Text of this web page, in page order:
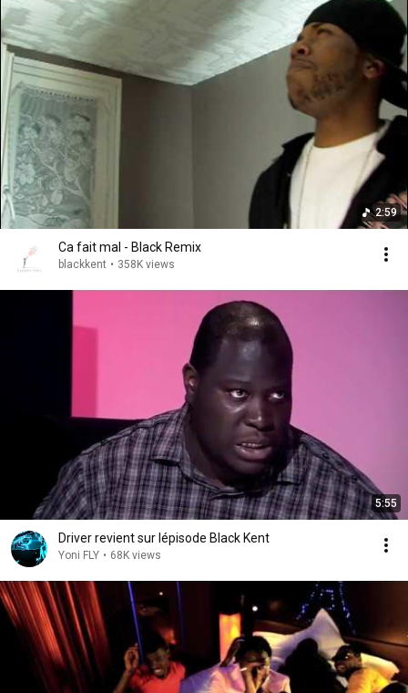
2:59
Ca fait mal - Black Remix
blackkent • 358K views
5:55
Driver revient sur lépisode Black Kent
Yoni FLY • 68K views